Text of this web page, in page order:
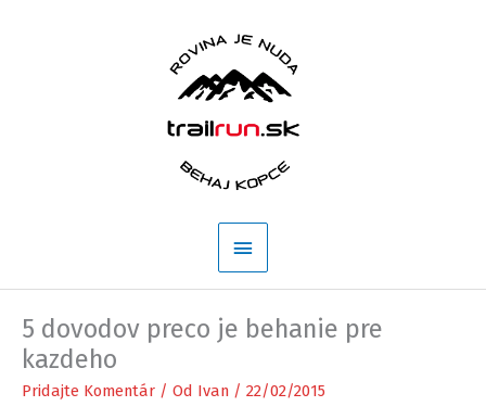
Hlavné
Menu
5 dovodov preco je behanie pre
kazdeho
Pridajte Komentár / Od Ivan / 22/02/2015